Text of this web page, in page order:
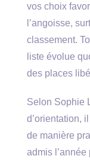
vos choix
l’angoisse,
classement.
liste évolue
des places
Selon Sophie
d’orientation,
de manière
admis